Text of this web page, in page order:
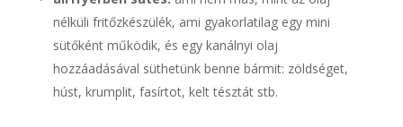
nélküli fritőzkészülék, ami gyakorlatilag egy mini
sütőként működik, és egy kanálnyi olaj
hozzáadásával süthetünk benne bármit: zöldséget,
húst, krumplit, fasírtot, kelt tésztát stb.